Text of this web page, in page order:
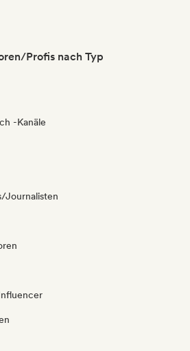
Profis nach Typ
-Kanäle
Journalisten